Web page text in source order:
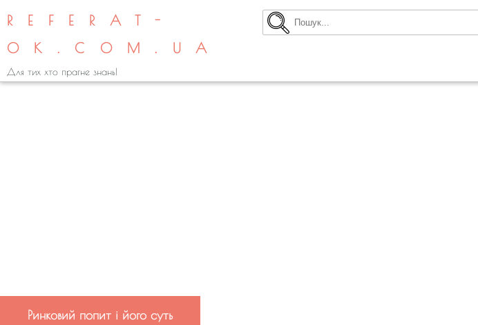
REFERAT-
OK.COM.UA
Для тих хто прагне знань!
Ринковий попит і його суть